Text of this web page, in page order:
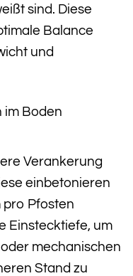
sind. Diese
Balance
und
im Boden
Verankerung
einbetonieren
pro Pfosten
Einstecktiefe, um
mechanischen
Stand zu